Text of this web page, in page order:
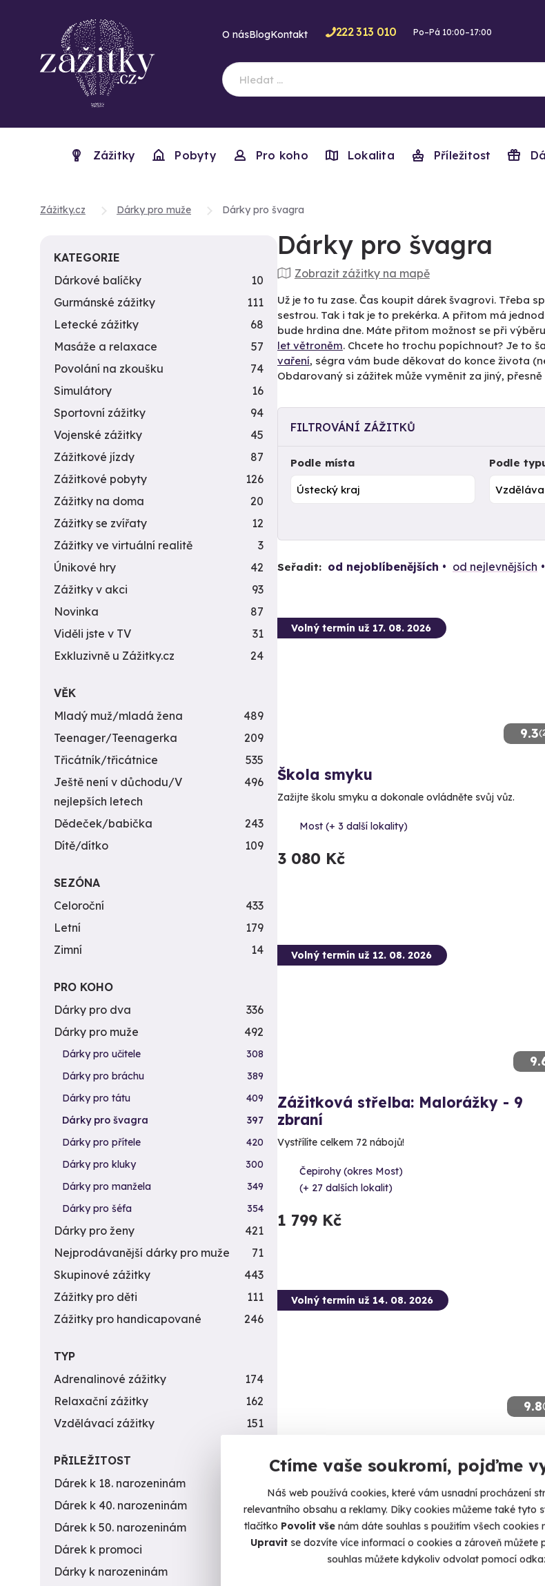
Ctíme vaše soukromí, pojďme
Náš web používá cookies, které vám usnadní procházení
relevantního obsahu a reklamy. Díky cookies můžeme také tyto
tlačítko Povolit vše nám dáte souhlas s použitím všech cookies
Upravitse dozvíte více informací o cookies a zároveň můžete
souhlas můžete kdykoliv odvolat pomocí
O násBlogKontakt 222 313 010 Po–Pá 10:00–17:00
Zážitky Pobyty Pro koho Lokalita Příležitost
Zážitky.cz Dárky pro muže Dárky pro švagra
Dárky pro švagra
Zobrazit zážitky na mapě
Už je to tu zase. Čas koupit dárek švagrovi. Třeba
sestrou. Tak i tak je to prekérka. A přitom má
bude hrdina dne. Máte přitom možnost se při
let větroněm. Chcete ho trochu popíchnout? Je to
vaření, ségra vám bude děkovat do konce života
Obdarovaný si zážitek může vyměnit za jiný,
FILTROVÁNÍ ZÁŽITKŮ
Podle místa Podle
Seřadit: od nejoblíbenějších od nejlevnějších
9.3
Volný termín už 17. 08. 2026
Škola smyku
Zažijte školu smyku a dokonale ovládněte svůj vůz.
Most (+ 3 další lokality)
3 080 Kč
Volný termín už 12. 08. 2026
Zážitková střelba: Malorážky - 9
zbraní
Vystřílíte celkem 72 nábojů!
Čepirohy (okres Most)
(+ 27 dalších lokalit)
1 799 Kč
9.8
Volný termín už 14. 08. 2026
zbraní
Nálož 130 nábojů z 24 různých zbraní!
Čepirohy (okres Most)
(+ 28 dalších lokalit)
4 999 Kč
KATEGORIE
Dárkové balíčky
10
Gurmánské zážitky
111
Letecké zážitky
68
Masáže a relaxace
57
Povolání na zkoušku
74
Simulátory
16
Sportovní zážitky
94
Vojenské zážitky
45
Zážitkové jízdy
87
Zážitkové pobyty
126
Zážitky na doma
20
Zážitky se zvířaty
12
Zážitky ve virtuální realitě
3
Únikové hry
42
Zážitky v akci
93
Novinka
87
Viděli jste v TV
31
Exkluzivně u Zážitky.cz
24
VĚK
Mladý muž/mladá žena
489
Teenager/Teenagerka
209
Třicátník/třicátnice
535
Ještě není v důchodu/V
nejlepších letech
496
Dědeček/babička
243
Dítě/dítko
109
SEZÓNA
Celoroční
433
Letní
179
Zimní
14
PRO KOHO
Dárky pro dva
336
Dárky pro muže
492
Dárky pro učitele
308
Dárky pro bráchu
389
Dárky pro tátu
409
Dárky pro švagra
397
Dárky pro přítele
420
Dárky pro kluky
300
Dárky pro manžela
349
Dárky pro šéfa
354
Dárky pro ženy
421
Nejprodávanější dárky pro muže
71
Skupinové zážitky
443
Zážitky pro děti
111
Zážitky pro handicapované
246
TYP
Adrenalinové zážitky
174
Relaxační zážitky
162
Vzdělávací zážitky
151
PŘILEŽITOST
Dárek k 18. narozeninám
Dárek k 40. narozeninám
453
Dárek k 50. narozeninám
378
Dárek k promoci
245
Dárky k narozeninám